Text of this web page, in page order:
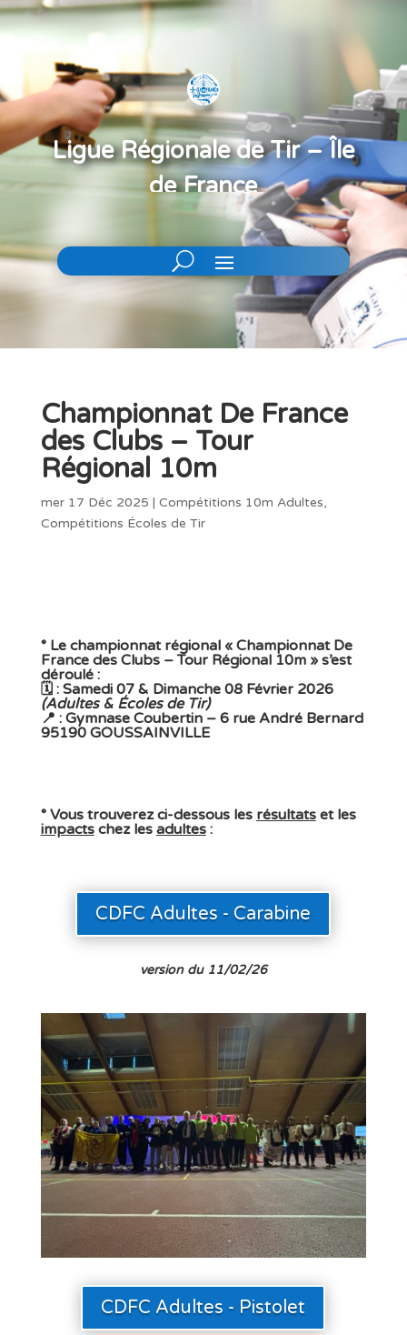
Ligue Régionale de Tir – Île
de France
Championnat De France
des Clubs – Tour
Régional 10m
mer 17 Déc 2025 | Compétitions 10m Adultes,
Compétitions Écoles de Tir
° Le championnat régional « Championnat De
France des Clubs – Tour Régional 10m » s’est
déroulé :
🗓️ : Samedi 07 & Dimanche 08 Février 2026
(Adultes & Écoles de Tir)
📍 : Gymnase Coubertin – 6 rue André Bernard
95190 GOUSSAINVILLE
° Vous trouverez ci-dessous les résultatset les
impactschez les adultes:
CDFC Adultes - Carabine
version du 11/02/26
CDFC Adultes - Pistolet